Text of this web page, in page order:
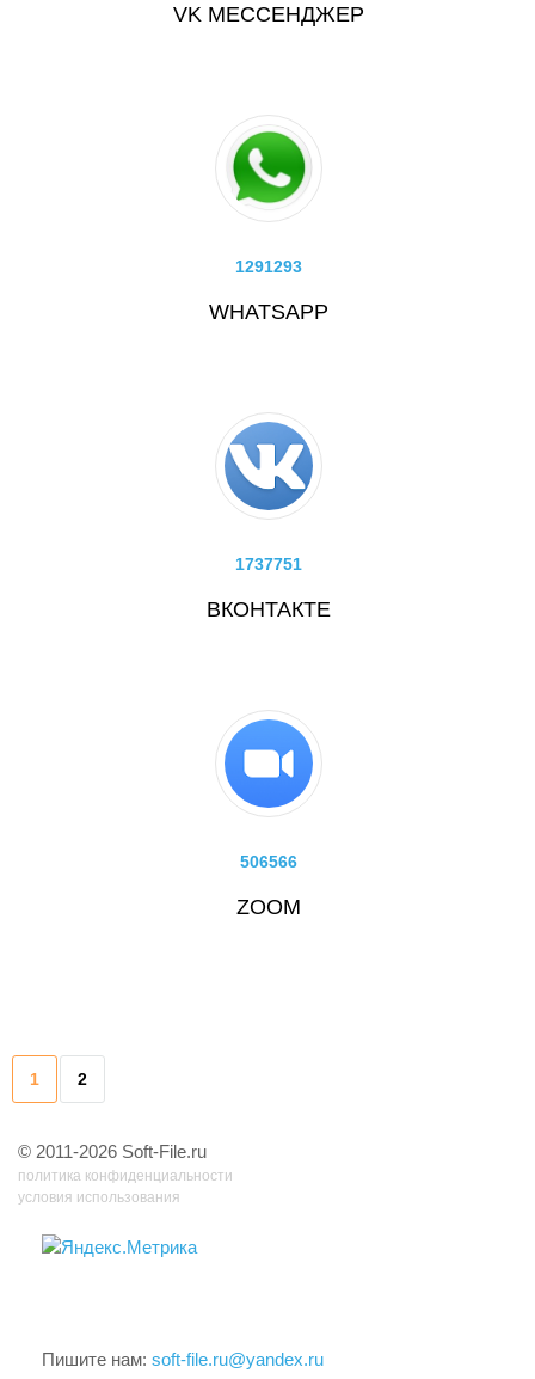
VK МЕССЕНДЖЕР
1291293
WHATSAPP
1737751
ВКОНТАКТЕ
506566
ZOOM
1 2
© 2011-2026 Soft-File.ru
политика конфиденциальности
условия использования
Пишите нам: soft-file.ru@yandex.ru